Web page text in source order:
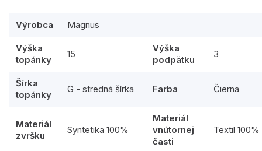
Výrobca Magnus
Výška
topánky
15
Výška
podpätku
3
Šírka
topánky
G - stredná šírka Farba Čierna
Materiál
zvršku
Syntetika 100%
Materiál
vnútornej
časti
Textil 100%